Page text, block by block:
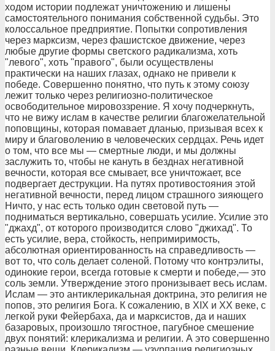
ходом истории подлежат уничтожению и лишены
самостоятельного понимания собственной судьбы. Это
колоссальное предприятие. Попытки сопротивления
через марксизм, через фашистское движение, через
любые другие формы светского радикализма, хоть
"левого", хоть "правого", были осуществлены
практически на наших глазах, однако не привели к
победе. Совершенно понятно, что путь к этому союзу
лежит только через религиозно-политическое
освободительное мировоззрение. Я хочу подчеркнуть,
что не вижу ислам в качестве религии благожелательной
поповщины, которая помавает дланью, призывая всех к
миру и благоволению в человеческих сердцах. Речь идет
о том, что все мы — смертные люди, и мы должны
заслужить то, чтобы не кануть в безднах негативной
вечности, которая все смывает, все уничтожает, все
подвергает деструкции. На путях противостояния этой
негативной вечности, перед лицом страшного зияющего
Ничто, у нас есть только один световой путь —
подниматься вертикально, совершать усилие. Усилие это
"джахд", от которого производится слово "джихад". То
есть усилие, вера, стойкость, непримиримость,
абсолютная ориентированность на справедливость —
вот то, что соль делает соленой. Потому что контрэлиты,
одинокие герои, всегда готовые к смерти и победе,— это
соль земли. Утверждение этого пронизывает весь ислам.
Ислам — это антиклерикальная доктрина, это религия не
попов, это религия Бога. К сожалению, в XIX и ХХ веке, с
легкой руки Фейербаха, да и марксистов, да и наших
базаровых, произошло тягостное, пагубное смешение
двух понятий: клерикализма и религии. А это совершенно